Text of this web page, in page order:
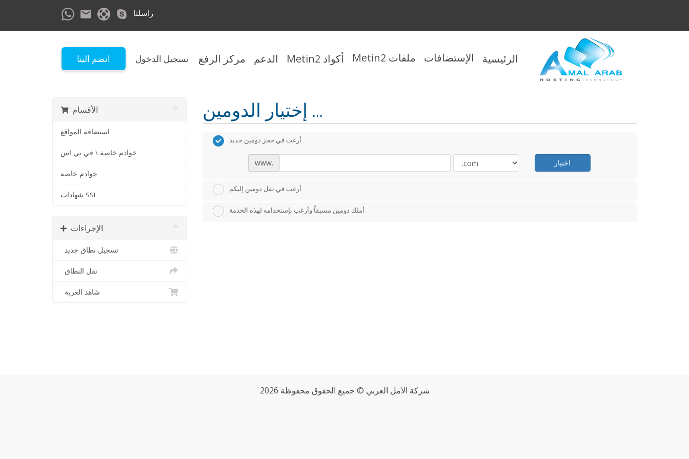
راسلنا
الرئيسية الإستضافات ملفات Metin2 أكواد Metin2 الدعم مركز الرفع تسجيل الدخول انضم الينا
الأقسام
استضافة المواقع
خوادم خاصة \ في بي اس
خوادم خاصة
شهادات SSL
الإجراءات
تسجيل نطاق جديد
نقل النطاق
شاهد العربة
إختيار الدومين ...
أرغب في حجز دومين جديد
www. اختيار
أرغب في نقل دومين إليكم
أملك دومين مسبقاً وأرغب بإستخدامه لهذه الخدمة
شركة الأمل العربي © جميع الحقوق محفوظة 2026